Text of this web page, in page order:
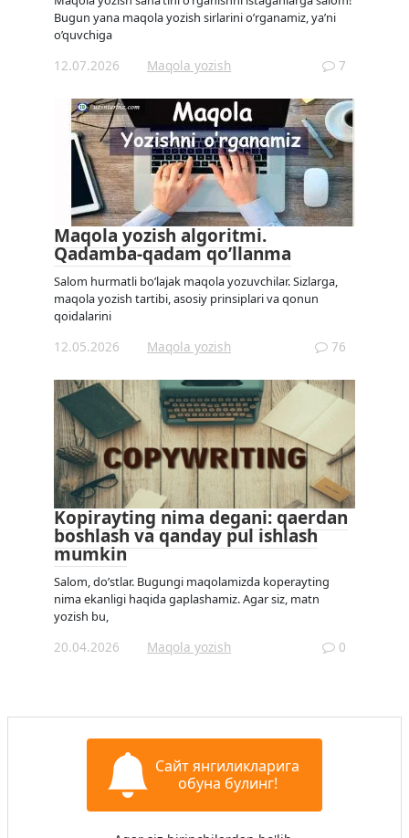
Bugun yana maqola yozish sirlarini o’rganamiz, ya’ni
o’quvchiga
12.07.2026 Maqola yozish 7
Maqola yozish algoritmi.
Qadamba-qadam qo’llanma
Salom hurmatli bo’lajak maqola yozuvchilar. Sizlarga,
maqola yozish tartibi, asosiy prinsiplari va qonun
qoidalarini
12.05.2026 Maqola yozish 76
Kopirayting nima degani: qaerdan
boshlash va qanday pul ishlash
mumkin
Salom, do’stlar. Bugungi maqolamizda koperayting
nima ekanligi haqida gaplashamiz. Agar siz, matn
yozish bu,
20.04.2026 Maqola yozish 0
Сайт янгиликларига
обуна булинг!